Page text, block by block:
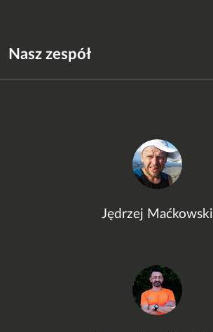
Nasz zespół
Jędrzej Maćkowski